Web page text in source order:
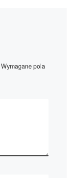
Wymagane pola